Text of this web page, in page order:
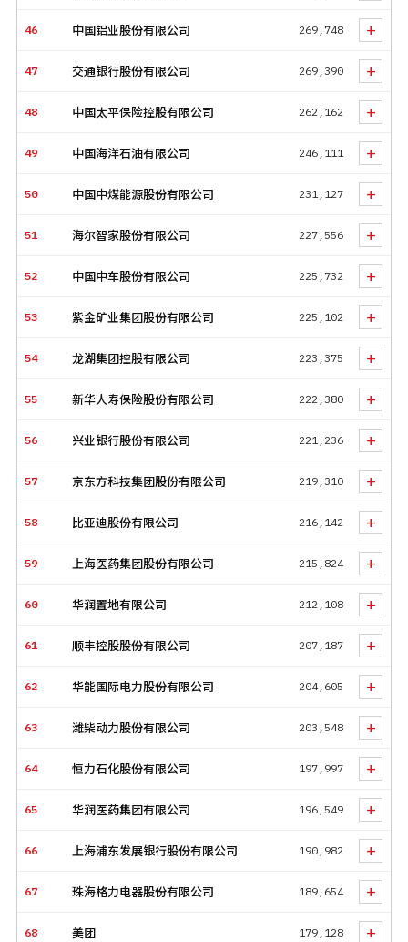
46 中国铝业股份有限公司 269,748 +
47 交通银行股份有限公司 269,390 +
48 中国太平保险控股有限公司 262,162 +
49 中国海洋石油有限公司 246,111 +
50 中国中煤能源股份有限公司 231,127 +
51 海尔智家股份有限公司 227,556 +
52 中国中车股份有限公司 225,732 +
53 紫金矿业集团股份有限公司 225,102 +
54 龙湖集团控股有限公司 223,375 +
55 新华人寿保险股份有限公司 222,380 +
56 兴业银行股份有限公司 221,236 +
57 京东方科技集团股份有限公司 219,310 +
58 比亚迪股份有限公司 216,142 +
59 上海医药集团股份有限公司 215,824 +
60 华润置地有限公司 212,108 +
61 顺丰控股股份有限公司 207,187 +
62 华能国际电力股份有限公司 204,605 +
63 潍柴动力股份有限公司 203,548 +
64 恒力石化股份有限公司 197,997 +
65 华润医药集团有限公司 196,549 +
66 上海浦东发展银行股份有限公司 190,982 +
67 珠海格力电器股份有限公司 189,654 +
68 美团 179,128 +